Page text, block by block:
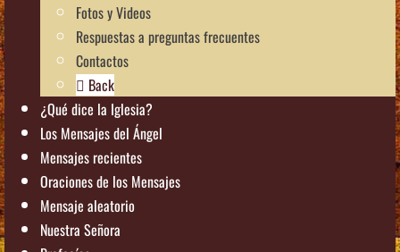
Fotos y Videos
Respuestas a preguntas frecuentes
Contactos
Back
¿Qué dice la Iglesia?
Los Mensajes del Ángel
Mensajes recientes
Oraciones de los Mensajes
Mensaje aleatorio
Nuestra Señora